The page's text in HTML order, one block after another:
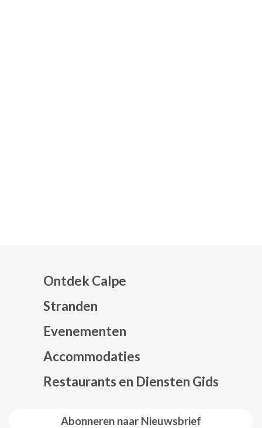
Abonneren naar Nieuwsbrief
Ontdek Calpe
Stranden
Evenementen
Accommodaties
Restaurants en Diensten Gids